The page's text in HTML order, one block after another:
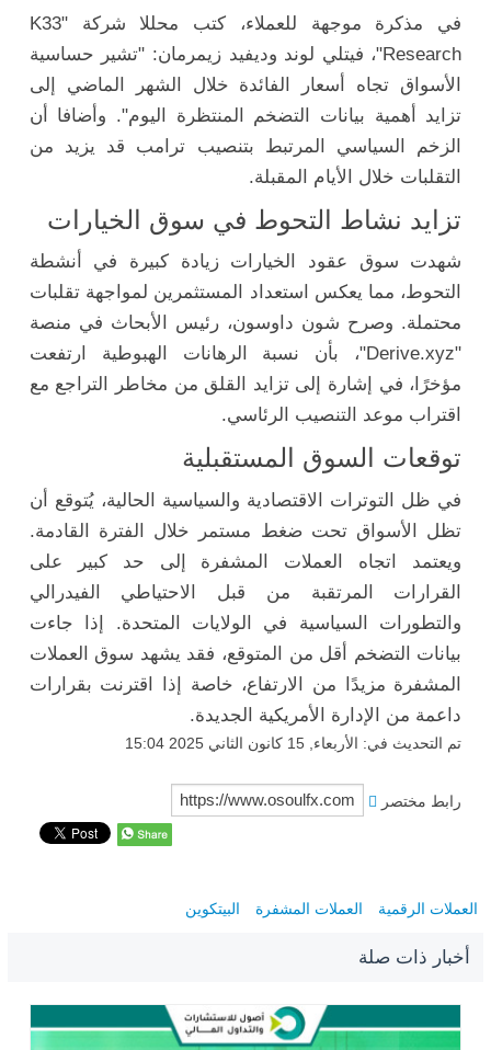
في مذكرة موجهة للعملاء، كتب محللا شركة "K33
Research"، فيتلي لوند وديفيد زيمرمان: "تشير حساسية
الأسواق تجاه أسعار الفائدة خلال الشهر الماضي إلى
تزايد أهمية بيانات التضخم المنتظرة اليوم". وأضافا أن
الزخم السياسي المرتبط بتنصيب ترامب قد يزيد من
التقلبات خلال الأيام المقبلة.
تزايد نشاط التحوط في سوق الخيارات
شهدت سوق عقود الخيارات زيادة كبيرة في أنشطة
التحوط، مما يعكس استعداد المستثمرين لمواجهة تقلبات
محتملة. وصرح شون داوسون، رئيس الأبحاث في منصة
"Derive.xyz"، بأن نسبة الرهانات الهبوطية ارتفعت
مؤخرًا، في إشارة إلى تزايد القلق من مخاطر التراجع مع
اقتراب موعد التنصيب الرئاسي.
توقعات السوق المستقبلية
في ظل التوترات الاقتصادية والسياسية الحالية، يُتوقع أن
تظل الأسواق تحت ضغط مستمر خلال الفترة القادمة.
ويعتمد اتجاه العملات المشفرة إلى حد كبير على
القرارات المرتقبة من قبل الاحتياطي الفيدرالي
والتطورات السياسية في الولايات المتحدة. إذا جاءت
بيانات التضخم أقل من المتوقع، فقد يشهد سوق العملات
المشفرة مزيدًا من الارتفاع، خاصة إذا اقترنت بقرارات
داعمة من الإدارة الأمريكية الجديدة.
تم التحديث في: الأربعاء, 15 كانون الثاني 2025 15:04
رابط مختصر
العملات الرقمية العملات المشفرة البيتكوين
أخبار ذات صلة